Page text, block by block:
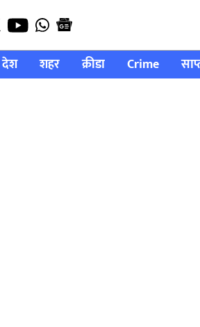
देश शहर क्रीडा Crime